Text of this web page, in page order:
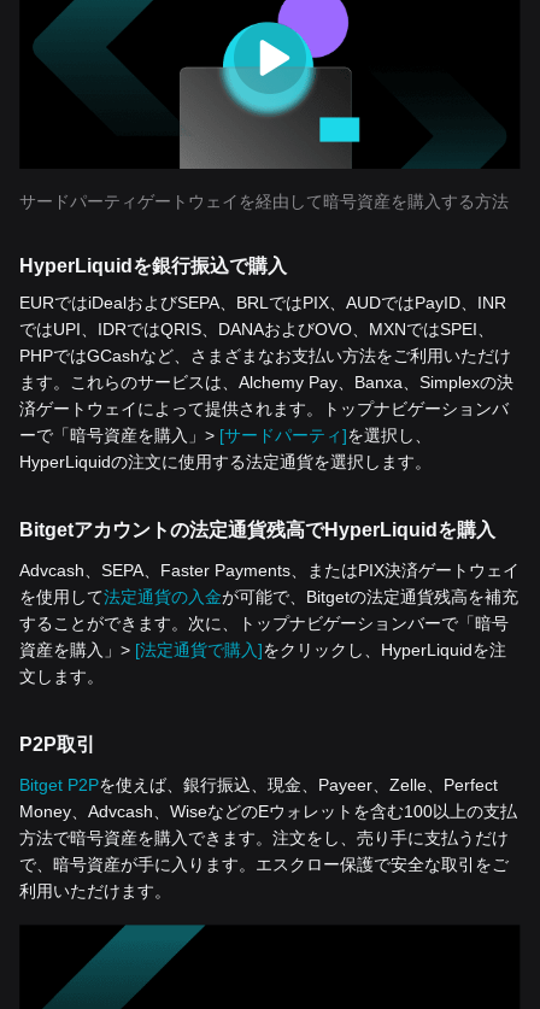
サードパーティゲートウェイを経由して暗号資産を購入する方法
HyperLiquidを銀行振込で購入
EURではiDealおよびSEPA、BRLではPIX、AUDではPayID、INR
ではUPI、IDRではQRIS、DANAおよびOVO、MXNではSPEI、
PHPではGCashなど、さまざまなお支払い方法をご利用いただけ
ます。これらのサービスは、Alchemy Pay、Banxa、Simplexの決
済ゲートウェイによって提供されます。トップナビゲーションバ
ーで「暗号資産を‌購入」> [サードパーティ]を選択し、
HyperLiquidの注文に使用する法定通貨を選択します。
Bitgetアカウントの法定通貨残高でHyperLiquidを購入
Advcash、SEPA、Faster Payments、またはPIX決済ゲートウェイ
を使用して法定通貨の入金が可能で、Bitgetの法定通貨残高を補充
することができます。次に、トップナビゲーションバーで「暗号
資産を‌購入」> [法定通貨で購入]をクリックし、HyperLiquidを注
文します。
P2P取引
Bitget P2Pを使えば、銀行振込、現金、Payeer、Zelle、Perfect
Money、Advcash、WiseなどのEウォレットを含む100以上の支払
方法で暗号資産を購入できます。注文をし、売り手に支払うだけ
で、暗号資産が手に入ります。エスクロー保護で安全な取引をご
利用いただけます。